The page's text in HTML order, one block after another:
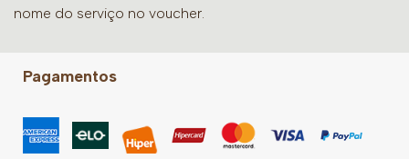
nome do serviço no voucher.
Pagamentos